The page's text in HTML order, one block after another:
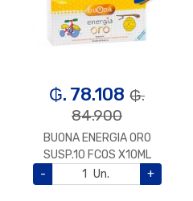
₲. 78.108 ₲.
84.900
BUONA ENERGIA ORO
SUSP.10 FCOS X10ML
-
Un. +